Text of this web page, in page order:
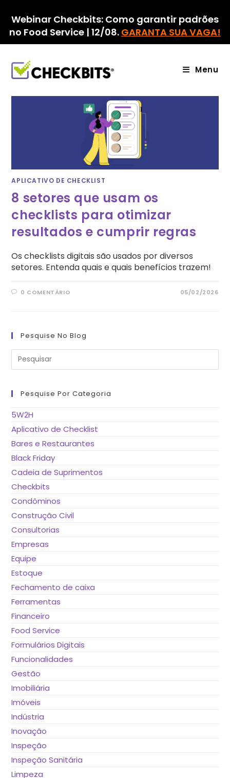
para
conteúdo
Webinar Checkbits: Como garantir padrões
no Food Service | 12/08. GARANTA SUA VAGA!
Menu
APLICATIVO DE CHECKLIST
8 setores que usam os
checklists para otimizar
resultados e cumprir regras
Os checklists digitais são usados por diversos
setores. Entenda quais e quais benefícios trazem!
0 COMENTÁRIO 05/02/2026
Pesquise No Blog
Pesquise Por Categoria
5W2H
Aplicativo de Checklist
Bares e Restaurantes
Black Friday
Cadeia de Suprimentos
Checkbits
Condôminos
Construção Civil
Consultorias
Empresas
Equipe
Estoque
Fechamento de caixa
Ferramentas
Financeiro
Food Service
Formulários Digitais
Funcionalidades
Gestão
Imobiliária
Imóveis
Indústria
Inovação
Inspeção
Inspeção Sanitária
Limpeza